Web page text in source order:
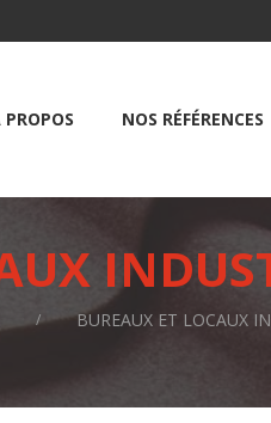
PROPOS NOS RÉFÉRENCES
BUREAUX ET LOCAUX